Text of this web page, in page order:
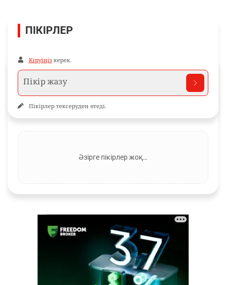
ПІКІРЛЕР
Кіруіңіз керек.
Пікірлер тексеруден өтеді.
Әзірге пікірлер жоқ…